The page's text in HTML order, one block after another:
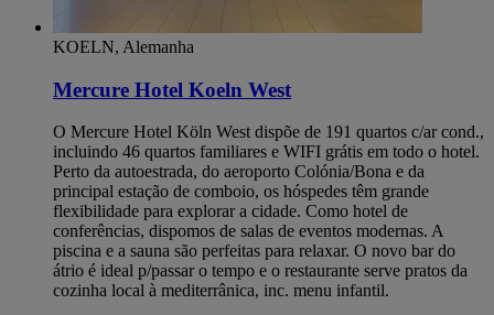
KOELN, Alemanha
Mercure Hotel Koeln West
O Mercure Hotel Köln West dispõe de 191 quartos c/ar cond.,
incluindo 46 quartos familiares e WIFI grátis em todo o hotel.
Perto da autoestrada, do aeroporto Colónia/Bona e da
principal estação de comboio, os hóspedes têm grande
flexibilidade para explorar a cidade. Como hotel de
conferências, dispomos de salas de eventos modernas. A
piscina e a sauna são perfeitas para relaxar. O novo bar do
átrio é ideal p/passar o tempo e o restaurante serve pratos da
cozinha local à mediterrânica, inc. menu infantil.